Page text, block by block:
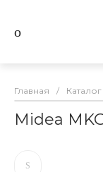
Главная /
Midea